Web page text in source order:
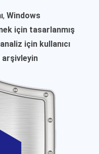
,Windows
için tasarlanmış
için kullanıcı